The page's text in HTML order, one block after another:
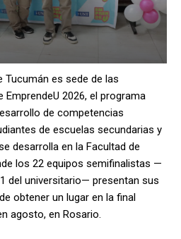
Tucumán es sede de las
2026, el programa
de competencias
de escuelas secundarias y
desarrolla en la Facultad de
los 22 equipos semifinalistas —
del universitario— presentan sus
obtener un lugar en la final
agosto, en Rosario.